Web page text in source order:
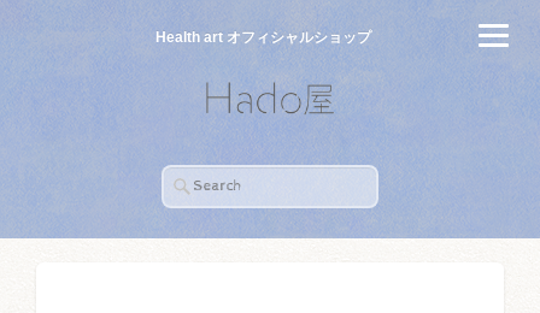
Health art オフィシャルショップ